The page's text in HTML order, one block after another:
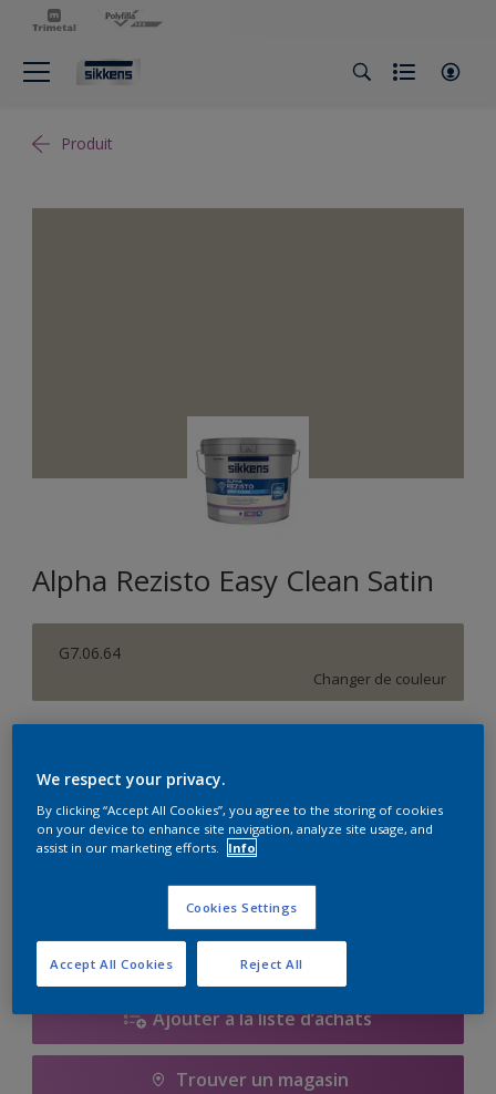
Produit
Alpha Rezisto Easy Clean Satin
G7.06.64
Changer de couleur
1L
Quantité Calculateur de peinture
Calculer
Ajouter à la liste d’achats
Trouver un magasin
We respect your privacy.
By clicking “Accept All Cookies”, you agree to the storing of cookies
on your device to enhance site navigation, analyze site usage, and
assist in our marketing efforts.
Info
Cookies Settings
Reject All
Accept All Cookies